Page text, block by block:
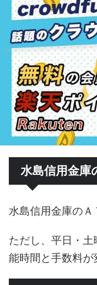
水島信用金庫
水島信用金庫のＡ
ただし、平日・
能時間と手数料が